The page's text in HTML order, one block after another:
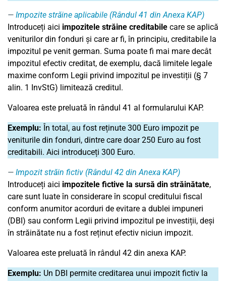
Impozite străine aplicabile (Rândul 41 din Anexa KAP)
Introduceți aici impozitele străine creditabile care se aplică
veniturilor din fonduri și care ar fi, în principiu, creditabile la
impozitul pe venit german. Suma poate fi mai mare decât
impozitul efectiv creditat, de exemplu, dacă limitele legale
maxime conform Legii privind impozitul pe investiții (§ 7
alin. 1 InvStG) limitează creditul.
Valoarea este preluată în rândul 41 al formularului KAP.
Exemplu: În total, au fost reținute 300 Euro impozit pe
veniturile din fonduri, dintre care doar 250 Euro au fost
creditabili. Aici introduceți 300 Euro.
Impozit străin fictiv (Rândul 42 din Anexa KAP)
Introduceți aici impozitele fictive la sursă din străinătate,
care sunt luate în considerare în scopul creditului fiscal
conform anumitor acorduri de evitare a dublei impuneri
(DBI) sau conform Legii privind impozitul pe investiții, deși
în străinătate nu a fost reținut efectiv niciun impozit.
Valoarea este preluată în rândul 42 din anexa KAP.
Exemplu: Un DBI permite creditarea unui impozit fictiv la